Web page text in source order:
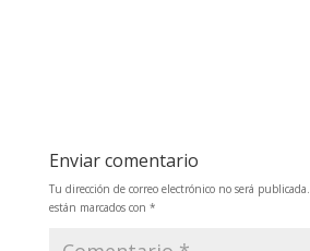
Enviar comentario
Tu dirección de correo electrónico no será publicada.
están marcados con *